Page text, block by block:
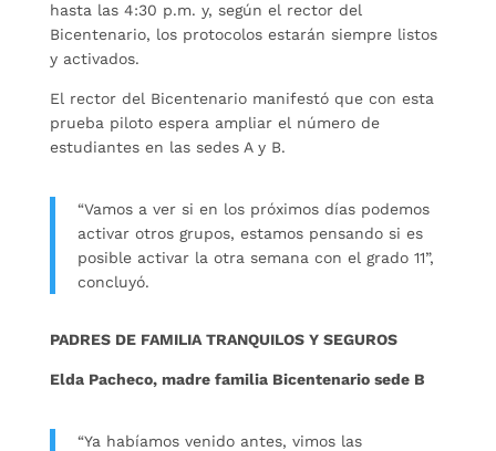
hasta las 4:30 p.m. y, según el rector del
Bicentenario, los protocolos estarán siempre listos
y activados.
El rector del Bicentenario manifestó que con esta
prueba piloto espera ampliar el número de
estudiantes en las sedes A y B.
“Vamos a ver si en los próximos días podemos
activar otros grupos, estamos pensando si es
posible activar la otra semana con el grado 11”,
concluyó.
PADRES DE FAMILIA TRANQUILOS Y SEGUROS
Elda Pacheco, madre familia Bicentenario sede B
“Ya habíamos venido antes, vimos las